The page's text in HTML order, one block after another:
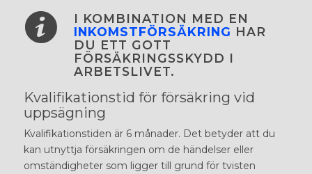
I KOMBINATION MED EN
INKOMSTFÖRSÄKRING HAR
DU ETT GOTT
FÖRSÄKRINGSSKYDD I
ARBETSLIVET.
Kvalifikationstid för försäkring vid
uppsägning
Kvalifikationstiden är 6 månader. Det betyder att du
kan utnyttja försäkringen om de händelser eller
omständigheter som ligger till grund för tvisten